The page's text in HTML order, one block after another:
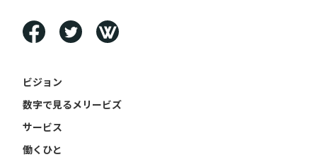
ビジョン
数字で見るメリービズ
サービス
働くひと